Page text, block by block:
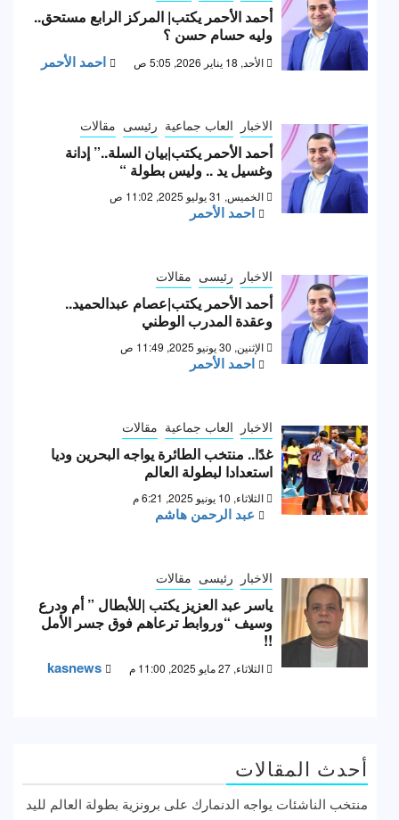
أحمد الأحمر يكتب| المركز الرابع مستحق..
وليه حسام حسن ؟
الأحد, 18 يناير 2026, 5:05 ص احمد الأحمر
الاخبار العاب جماعية رئيسى مقالات
أحمد الأحمر يكتب|بيان السلة..” إدانة
وغسيل يد .. وليس بطولة “
الخميس, 31 يوليو 2025, 11:02 ص
احمد الأحمر
الاخبار رئيسى مقالات
أحمد الأحمر يكتب|عصام عبدالحميد..
وعقدة المدرب الوطني
الإثنين, 30 يونيو 2025, 11:49 ص
احمد الأحمر
الاخبار العاب جماعية مقالات
غدًا.. منتخب الطائرة يواجه البحرين وديا
استعدادا لبطولة العالم
الثلاثاء, 10 يونيو 2025, 6:21 م
عبد الرحمن هاشم
الاخبار رئيسى مقالات
ياسر عبد العزيز يكتب |للأبطال ” أم ودرع
وسيف “وروابط ترعاهم فوق جسر الأمل
!!
الثلاثاء, 27 مايو 2025, 11:00 م kasnews
أحدث المقالات
منتخب الناشئات يواجه الدنمارك على برونزية بطولة العالم لليد